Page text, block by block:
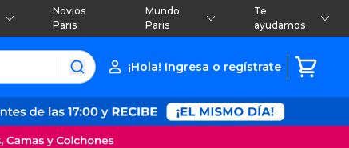
Novios
Paris
Mundo
Paris
Te
ayudamos
¡Hola! Ingresa o regístrate